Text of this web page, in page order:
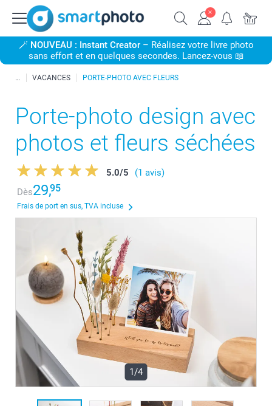
🪄 NOUVEAU : Instant Creator– Réalisez votre livre photo
sans effort et en quelques secondes. Lancez-vous 📖
VACANCES PORTE-PHOTO AVEC FLEURS
Porte-photo design avec
photos et fleurs séchées
5.0/5
(1 avis)
Dès29,95
Frais de port en sus, TVA incluse
1/4